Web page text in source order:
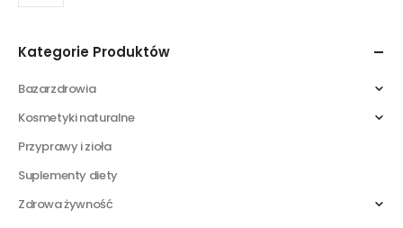
Kategorie Produktów
Bazarzdrowia
Kosmetyki naturalne
Przyprawy i zioła
Suplementy diety
Zdrowa żywność